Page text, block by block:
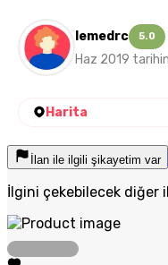
lemedrc 5.0
Haz 2019
Harita
İlan ile ilgili şikayetim var
İlgini çekebilecek diğer